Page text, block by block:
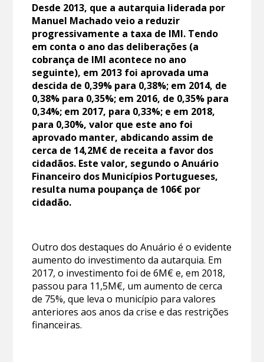
Desde 2013, que a autarquia liderada por
Manuel Machado veio a reduzir
progressivamente a taxa de IMI. Tendo
em conta o ano das deliberações (a
cobrança de IMI acontece no ano
seguinte), em 2013 foi aprovada uma
descida de 0,39% para 0,38%; em 2014, de
0,38% para 0,35%; em 2016, de 0,35% para
0,34%; em 2017, para 0,33%; e em 2018,
para 0,30%, valor que este ano foi
aprovado manter, abdicando assim de
cerca de 14,2M€ de receita a favor dos
cidadãos. Este valor, segundo o Anuário
Financeiro dos Municípios Portugueses,
resulta numa poupança de 106€ por
cidadão.
Outro dos destaques do Anuário é o evidente
aumento do investimento da autarquia. Em
2017, o investimento foi de 6M€ e, em 2018,
passou para 11,5M€, um aumento de cerca
de 75%, que leva o município para valores
anteriores aos anos da crise e das restrições
financeiras.